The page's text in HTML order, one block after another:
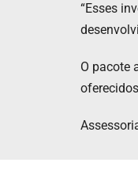
“Esses
O pacote